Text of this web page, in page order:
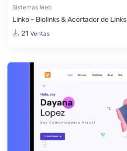
Sistemas Web
Linko - Biolinks & Acortador de Links
21 Ventas